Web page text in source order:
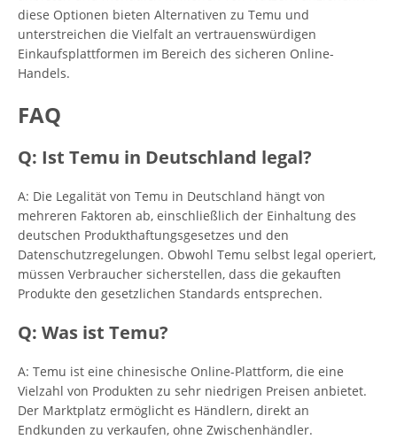
diese Optionen bieten Alternativen zu Temu und
unterstreichen die Vielfalt an vertrauenswürdigen
Einkaufsplattformen im Bereich des sicheren Online-
Handels.
FAQ
Q: Ist Temu in Deutschland legal?
A: Die Legalität von Temu in Deutschland hängt von
mehreren Faktoren ab, einschließlich der Einhaltung des
deutschen Produkthaftungsgesetzes und den
Datenschutzregelungen. Obwohl Temu selbst legal operiert,
müssen Verbraucher sicherstellen, dass die gekauften
Produkte den gesetzlichen Standards entsprechen.
Q: Was ist Temu?
A: Temu ist eine chinesische Online-Plattform, die eine
Vielzahl von Produkten zu sehr niedrigen Preisen anbietet.
Der Marktplatz ermöglicht es Händlern, direkt an
Endkunden zu verkaufen, ohne Zwischenhändler.